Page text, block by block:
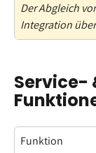
Der Abgleich
Integration
Service-
Funktion